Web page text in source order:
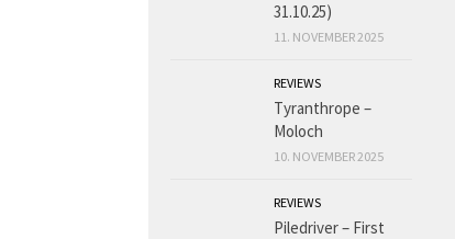
31.10.25)
11. NOVEMBER 2025
REVIEWS
Tyranthrope –
Moloch
10. NOVEMBER 2025
REVIEWS
Piledriver – First